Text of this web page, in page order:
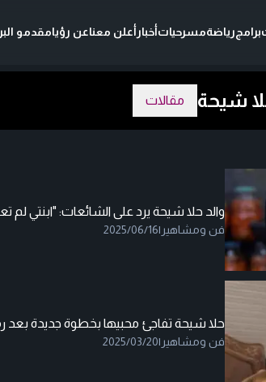
برامجرياضةمسرحياتأخبارأعلن معناعن رؤيامقدمو
شيحة مقالات
والد حلا شيحة يرد على الشائعات: "ابنتي لم
فن ومشاهير |
2025/06/16
حلا شيحة تفاجئ محبيها بخطوة جديدة بعد
فن ومشاهير |
2025/03/20